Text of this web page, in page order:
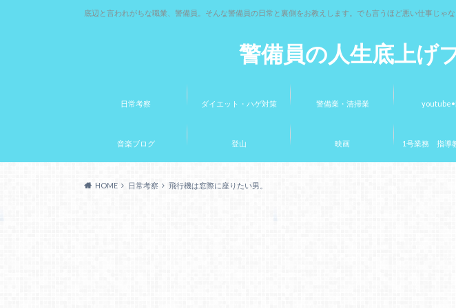
警備員の人生底上げ
底辺と言われがちな職業、警備員。そんな警備員の日常と裏側をお教えします。でも言うほど悪い仕事じゃな
日常考察 ダイエット・ハゲ対策 警備業・清掃業 youtube•
音楽ブログ 登山 映画 1号業務 指導
HOME 日常考察 飛行機は窓際に座りたい男。